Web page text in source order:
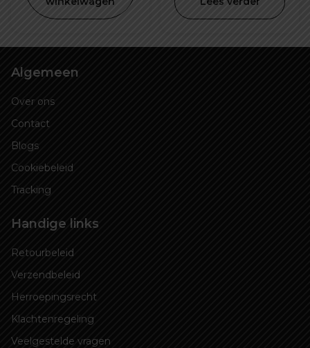
€ 59,99.€
Algemeen
Over ons
Contact
Blogs
Cookiebeleid
Tracking
Handige links
Retourbeleid
Verzendbeleid
Herroepingsrecht
Klachtenregeling
Veelgestelde vragen